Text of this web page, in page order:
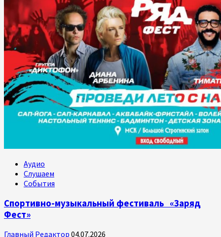
Аудио
Слушаем
События
Спортивно-музыкальный фестиваль «Заряд
Фест»
Главный Редактор 04.07.2026